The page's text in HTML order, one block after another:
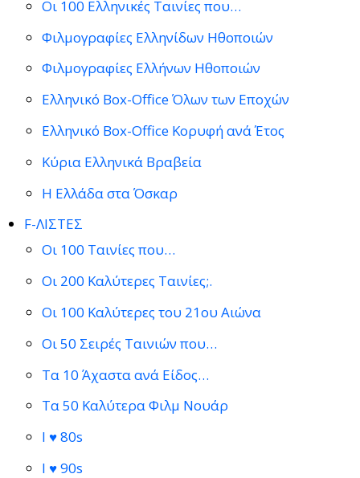
Οι 100 Ελληνικές Ταινίες που…
Φιλμογραφίες Ελληνίδων Ηθοποιών
Φιλμογραφίες Ελλήνων Ηθοποιών
Ελληνικό Box-Office Όλων των Εποχών
Ελληνικό Box-Office Κορυφή ανά Έτος
Κύρια Ελληνικά Βραβεία
Η Ελλάδα στα Όσκαρ
F-ΛΙΣΤΕΣ
Οι 100 Ταινίες που…
Οι 200 Καλύτερες Ταινίες;.
Οι 100 Καλύτερες του 21ου Αιώνα
Οι 50 Σειρές Ταινιών που…
Τα 10 Άχαστα ανά Είδος…
Τα 50 Καλύτερα Φιλμ Νουάρ
I ♥ 80s
I ♥ 90s